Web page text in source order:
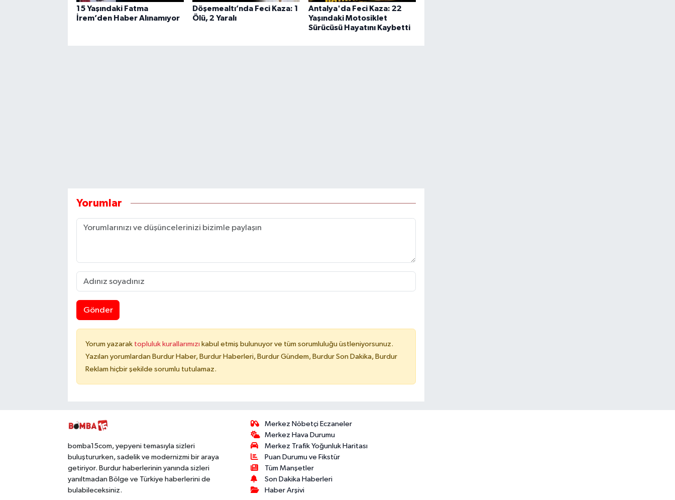
15 Yaşındaki Fatma
İrem’den Haber Alınamıyor
Döşemealtı’nda Feci Kaza: 1
Ölü, 2 Yaralı
Antalya'da Feci Kaza: 22
Yaşındaki Motosiklet
Sürücüsü Hayatını Kaybetti
Yorumlar
Gönder
Yorum yazarak topluluk kurallarımızı kabul etmiş bulunuyor ve tüm sorumluluğu üstleniyorsunuz.
Yazılan yorumlardan Burdur Haber, Burdur Haberleri, Burdur Gündem, Burdur Son Dakika, Burdur
Reklam hiçbir şekilde sorumlu tutulamaz.
bomba15com, yepyeni temasıyla sizleri
buluştururken, sadelik ve modernizmi bir araya
getiriyor. Burdur haberlerinin yanında sizleri
yanıltmadan Bölge ve Türkiye haberlerini de
bulabileceksiniz.
Merkez Nöbetçi Eczaneler
Merkez Hava Durumu
Merkez Trafik Yoğunluk Haritası
Puan Durumu ve Fikstür
Tüm Manşetler
Son Dakika Haberleri
Haber Arşivi